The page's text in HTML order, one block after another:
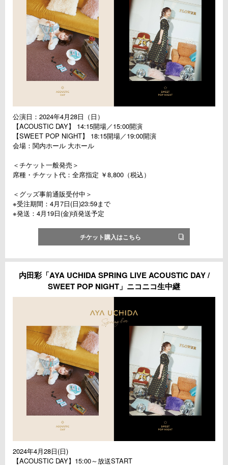
公演日：2024年4月28日（日）
【ACOUSTIC DAY】 14:15開場／15:00開演
【SWEET POP NIGHT】 18:15開場／19:00開演
会場：関内ホール 大ホール
＜チケット一般発売＞
席種・チケット代：全席指定 ￥8,800（税込）
＜グッズ事前通販受付中＞
※受注期間：4月7日(日)23:59まで
※発送：4月19日(金)頃発送予定
チケット購入はこちら
内田彩「AYA UCHIDA SPRING LIVE ACOUSTIC DAY /
SWEET POP NIGHT」ニコニコ生中継
2024年4月28日(日)
【ACOUSTIC DAY】15:00～放送START